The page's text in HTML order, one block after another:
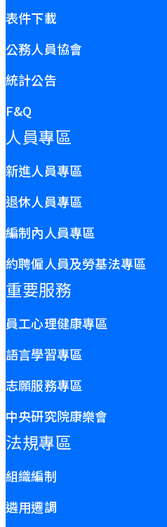
表件下載
公務人員協會
統計公告
F&Q
人員專區
新進人員專區
退休人員專區
編制內人員專區
約聘僱人員及勞基法專區
重要服務
員工心理健康專區
語言學習專區
志願服務專區
中央研究院康樂會
法規專區
組織編制
遴用遷調